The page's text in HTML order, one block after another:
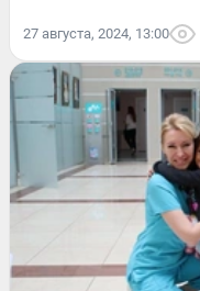
27 августа, 2024, 13:00